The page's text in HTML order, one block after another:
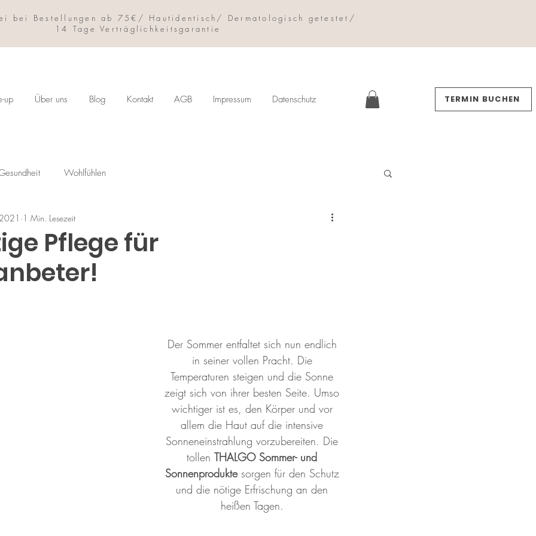
bei Bestellungen ab 75€/ Hautidentisch/ Dermatologisch getestet/
14 Tage Verträglichkeitsgarantie
up Über uns Blog Kontakt AGB Impressum Datenschutz TERMIN BUCHEN
Wohlfühlen
Pflege für
1 Min. Lesezeit
Der Sommer entfaltet sich nun endlich
in seiner vollen Pracht. Die
Temperaturen steigen und die Sonne
zeigt sich von ihrer besten Seite. Umso
wichtiger ist es, den Körper und vor
allem die Haut auf die intensive
Sonneneinstrahlung vorzubereiten. Die
tollen THALGO Sommer- und
Sonnenprodukte sorgen für den Schutz
und die nötige Erfrischung an den
heißen Tagen.